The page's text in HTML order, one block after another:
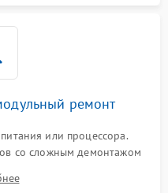
ремонт
или процессора.
со сложным демонтажом
поврежденных дорожек,
EEPROM